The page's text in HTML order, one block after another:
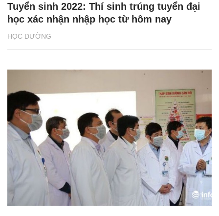
HỌC ĐƯỜNG
Tuyển sinh 2022: Thí sinh trúng tuyển đại
học xác nhận nhập học từ hôm nay